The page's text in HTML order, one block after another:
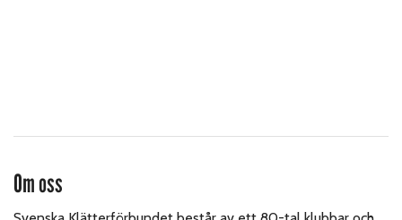
Om oss